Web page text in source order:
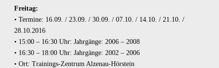
Freitag:
• Termine: 16.09. / 23.09. / 30.09. / 07.10. / 14.10. / 21.10. /
28.10.2016
• 15:00 – 16:30 Uhr: Jahrgänge: 2006 – 2008
• 16:30 – 18:00 Uhr: Jahrgänge: 2002 – 2006
• Ort: Trainings-Zentrum Alzenau-Hörstein